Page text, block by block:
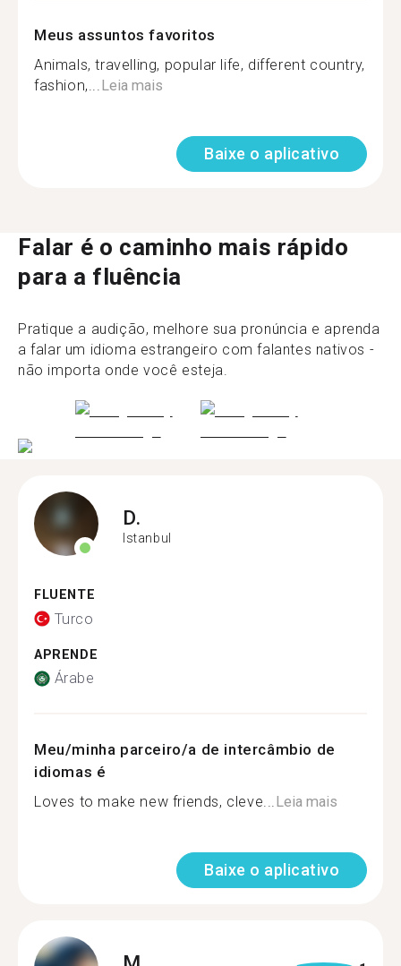
Meus assuntos favoritos
Animals, travelling, popular life, different country,
fashion,... Leia mais
Baixe o aplicativo
Falar é o caminho mais rápido
para a fluência
Pratique a audição, melhore sua pronúncia e aprenda
a falar um idioma estrangeiro com falantes nativos -
não importa onde você esteja.
D.
Istanbul
FLUENTE
Turco
APRENDE
Árabe
Meu/minha parceiro/a de intercâmbio de
idiomas é
Loves to make new friends, cleve...Leia mais
Baixe o aplicativo